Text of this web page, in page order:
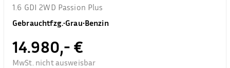
1.6 GDI 2WD Passion Plus
Gebrauchtfzg.•Grau•Benzin
14.980,- €
MwSt. nicht ausweisbar